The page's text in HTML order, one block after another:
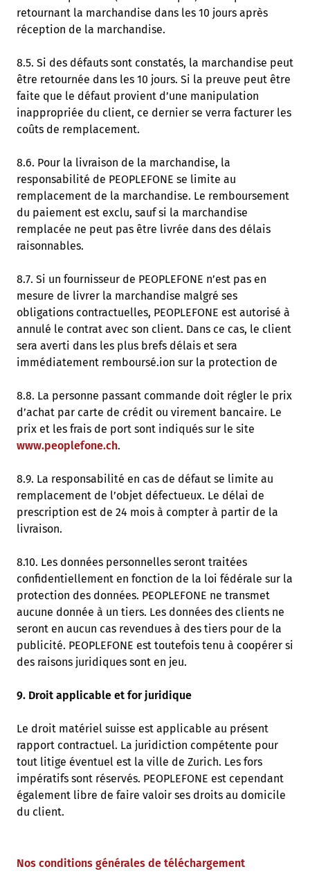
retournant la marchandise dans les 10 jours après
réception de la marchandise.
8.5. Si des défauts sont constatés, la marchandise peut
être retournée dans les 10 jours. Si la preuve peut être
faite que le défaut provient d’une manipulation
inappropriée du client, ce dernier se verra facturer les
coûts de remplacement.
8.6. Pour la livraison de la marchandise, la
responsabilité de PEOPLEFONE se limite au
remplacement de la marchandise. Le remboursement
du paiement est exclu, sauf si la marchandise
remplacée ne peut pas être livrée dans des délais
raisonnables.
8.7. Si un fournisseur de PEOPLEFONE n’est pas en
mesure de livrer la marchandise malgré ses
obligations contractuelles, PEOPLEFONE est autorisé à
annulé le contrat avec son client. Dans ce cas, le client
sera averti dans les plus brefs délais et sera
immédiatement remboursé.ion sur la protection de
8.8. La personne passant commande doit régler le prix
d’achat par carte de crédit ou virement bancaire. Le
prix et les frais de port sont indiqués sur le site
www.peoplefone.ch.
8.9. La responsabilité en cas de défaut se limite au
remplacement de l’objet défectueux. Le délai de
prescription est de 24 mois à compter à partir de la
livraison.
8.10. Les données personnelles seront traitées
confidentiellement en fonction de la loi fédérale sur la
protection des données. PEOPLEFONE ne transmet
aucune donnée à un tiers. Les données des clients ne
seront en aucun cas revendues à des tiers pour de la
publicité. PEOPLEFONE est toutefois tenu à coopérer si
des raisons juridiques sont en jeu.
9. Droit applicable et for juridique
Le droit matériel suisse est applicable au présent
rapport contractuel. La juridiction compétente pour
tout litige éventuel est la ville de Zurich. Les fors
impératifs sont réservés. PEOPLEFONE est cependant
également libre de faire valoir ses droits au domicile
du client.
Nos conditions générales de téléchargement